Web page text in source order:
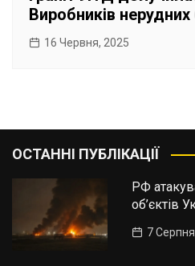
Виробників нерудних
16 Червня, 2025
ОСТАННІ ПУБЛІКАЦІЇ
РФ
об’єктів
7